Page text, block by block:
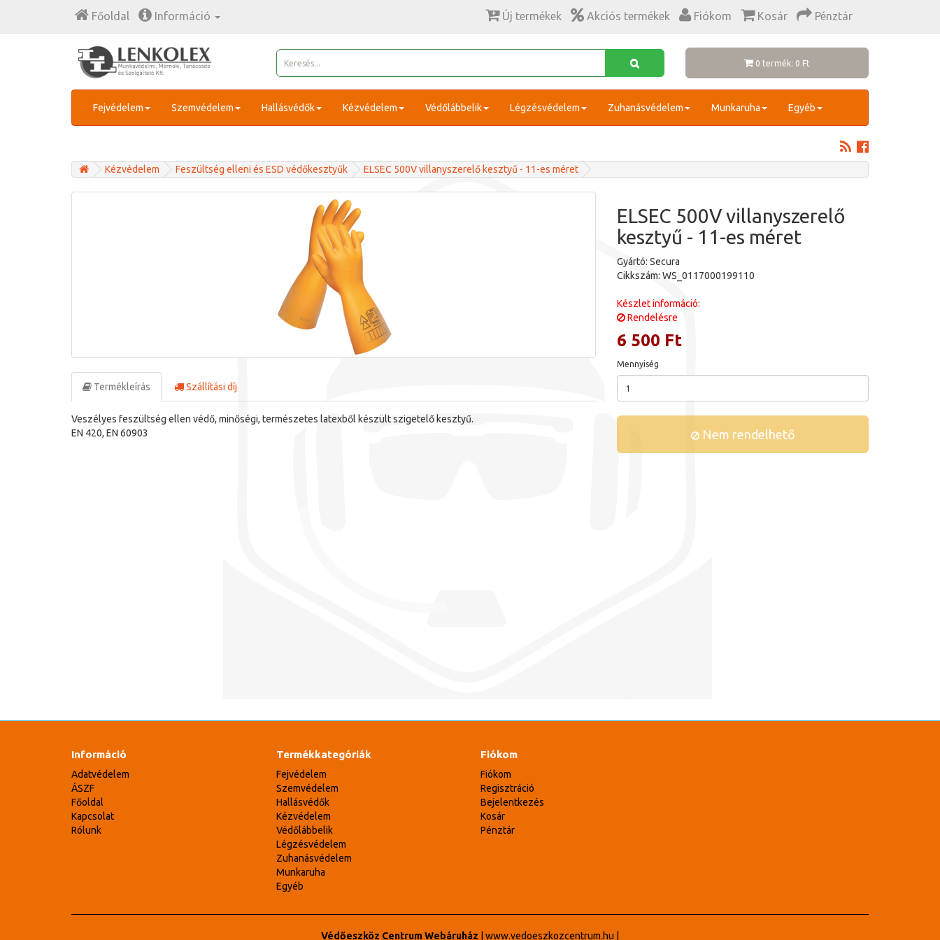
Főoldal Információ Új termékek Akciós termékek Fiókom Kosár Pénztár
0 termék: 0 Ft
Fejvédelem Szemvédelem Hallásvédők Kézvédelem Védőlábbelik Légzésvédelem Zuhanásvédelem Munkaruha Egyéb
Kézvédelem Feszültség elleni és ESD védőkesztyűk ELSEC 500V villanyszerelő kesztyű - 11-es méret
Termékleírás Szállítási díj
Veszélyes feszültség ellen védő, minőségi, természetes latexből készült szigetelő kesztyű.
EN 420, EN 60903
ELSEC 500V villanyszerelő
kesztyű - 11-es méret
Gyártó: Secura
Cikkszám: WS_0117000199110
Készlet információ:
Rendelésre
6 500 Ft
Mennyiség
Nem rendelhető
Információ
Adatvédelem
ÁSZF
Főoldal
Kapcsolat
Rólunk
Termékkategóriák
Fejvédelem
Szemvédelem
Hallásvédők
Kézvédelem
Védőlábbelik
Légzésvédelem
Zuhanásvédelem
Munkaruha
Egyéb
Fiókom
Fiókom
Regisztráció
Bejelentkezés
Kosár
Pénztár
Védőeszköz Centrum Webáruház www.vedoeszkozcentrum.hu